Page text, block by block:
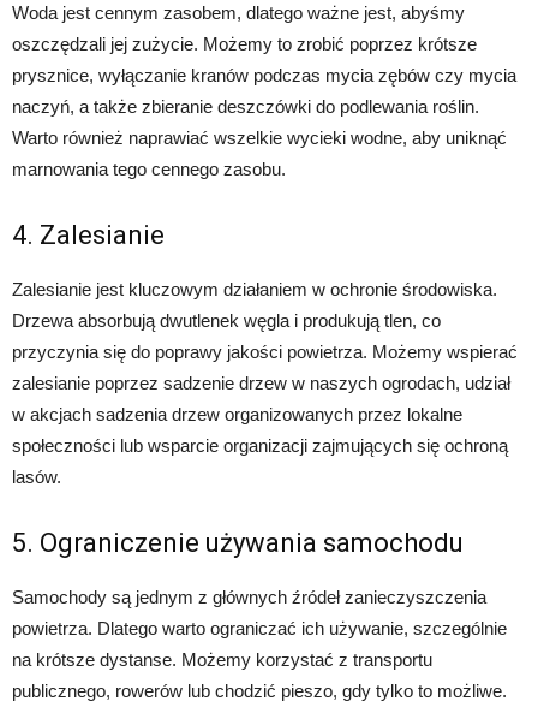
Woda jest cennym zasobem, dlatego ważne jest, abyśmy
oszczędzali jej zużycie. Możemy to zrobić poprzez krótsze
prysznice, wyłączanie kranów podczas mycia zębów czy mycia
naczyń, a także zbieranie deszczówki do podlewania roślin.
Warto również naprawiać wszelkie wycieki wodne, aby uniknąć
marnowania tego cennego zasobu.
4. Zalesianie
Zalesianie jest kluczowym działaniem w ochronie środowiska.
Drzewa absorbują dwutlenek węgla i produkują tlen, co
przyczynia się do poprawy jakości powietrza. Możemy wspierać
zalesianie poprzez sadzenie drzew w naszych ogrodach, udział
w akcjach sadzenia drzew organizowanych przez lokalne
społeczności lub wsparcie organizacji zajmujących się ochroną
lasów.
5. Ograniczenie używania samochodu
Samochody są jednym z głównych źródeł zanieczyszczenia
powietrza. Dlatego warto ograniczać ich używanie, szczególnie
na krótsze dystanse. Możemy korzystać z transportu
publicznego, rowerów lub chodzić pieszo, gdy tylko to możliwe.